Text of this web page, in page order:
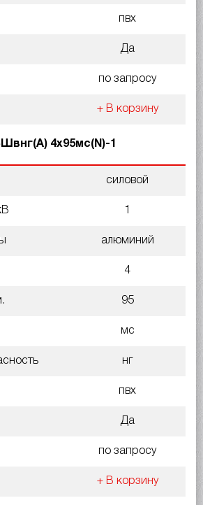
пвх
Да
по запросу
+ В корзину
4х95мс(N)-1
силовой
1
алюминий
4
95
мс
нг
пвх
Да
по запросу
+ В корзину